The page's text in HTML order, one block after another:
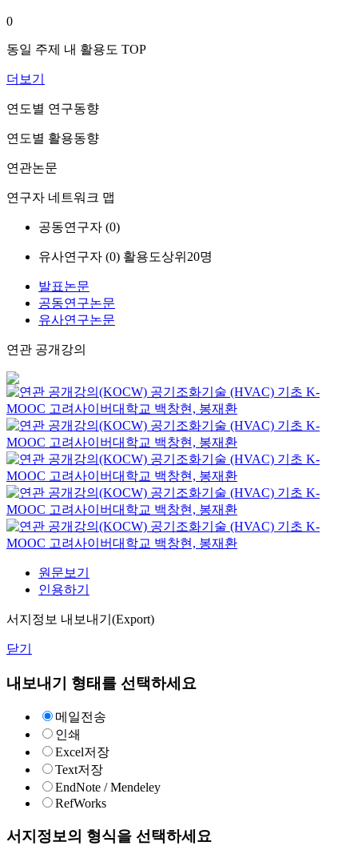
0
동일 주제 내 활용도 TOP
더보기
연도별 연구동향
연도별 활용동향
연관논문
연구자 네트워크 맵
공동연구자 (0)
유사연구자 (0) 활용도상위20명
발표논문
공동연구논문
유사연구논문
연관 공개강의
공기조화기술 (HVAC) 기초 K-
MOOC 고려사이버대학교 백창현, 봉재환
공기조화기술 (HVAC) 기초 K-
MOOC 고려사이버대학교 백창현, 봉재환
공기조화기술 (HVAC) 기초 K-
MOOC 고려사이버대학교 백창현, 봉재환
공기조화기술 (HVAC) 기초 K-
MOOC 고려사이버대학교 백창현, 봉재환
공기조화기술 (HVAC) 기초 K-
MOOC 고려사이버대학교 백창현, 봉재환
원문보기
인용하기
서지정보 내보내기(Export)
닫기
내보내기 형태를 선택하세요
메일전송
인쇄
Excel저장
Text저장
EndNote / Mendeley
RefWorks
서지정보의 형식을 선택하세요